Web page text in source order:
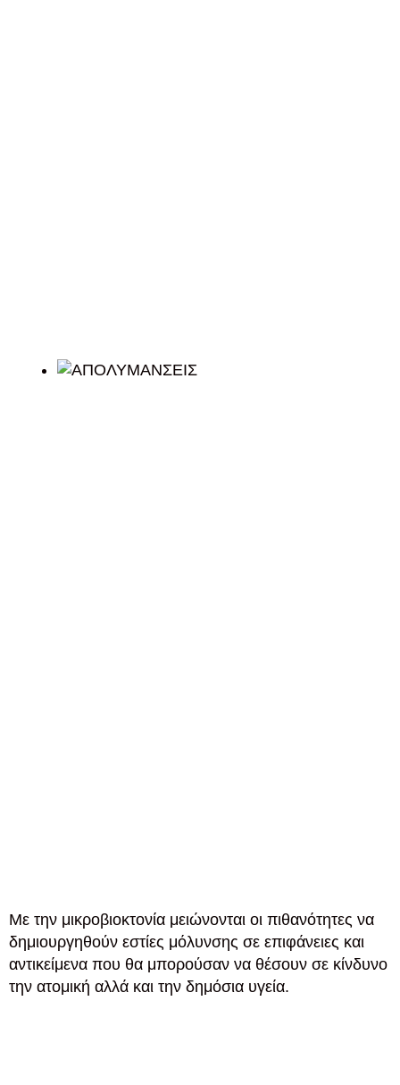
Με την μικροβιοκτονία μειώνονται οι πιθανότητες να
δημιουργηθούν εστίες μόλυνσης σε επιφάνειες και
αντικείμενα που θα μπορούσαν να θέσουν σε κίνδυνο
την ατομική αλλά και την δημόσια υγεία.